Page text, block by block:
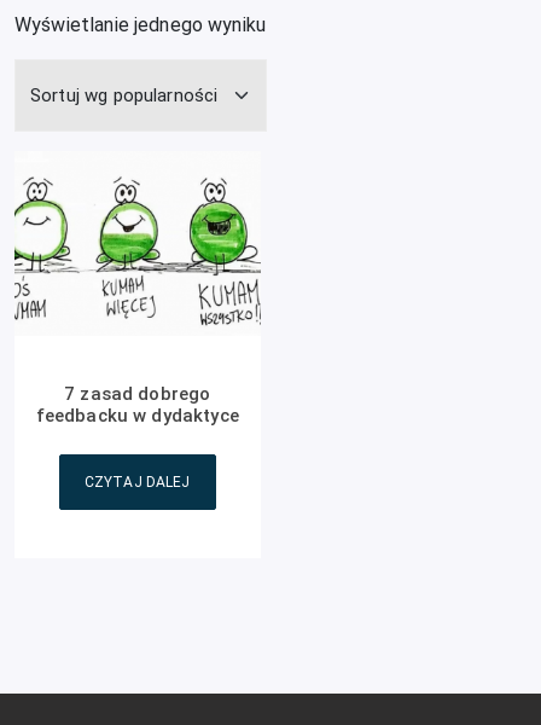
Wyświetlanie jednego wyniku
7 zasad dobrego
feedbacku w dydaktyce
CZYTAJ DALEJ